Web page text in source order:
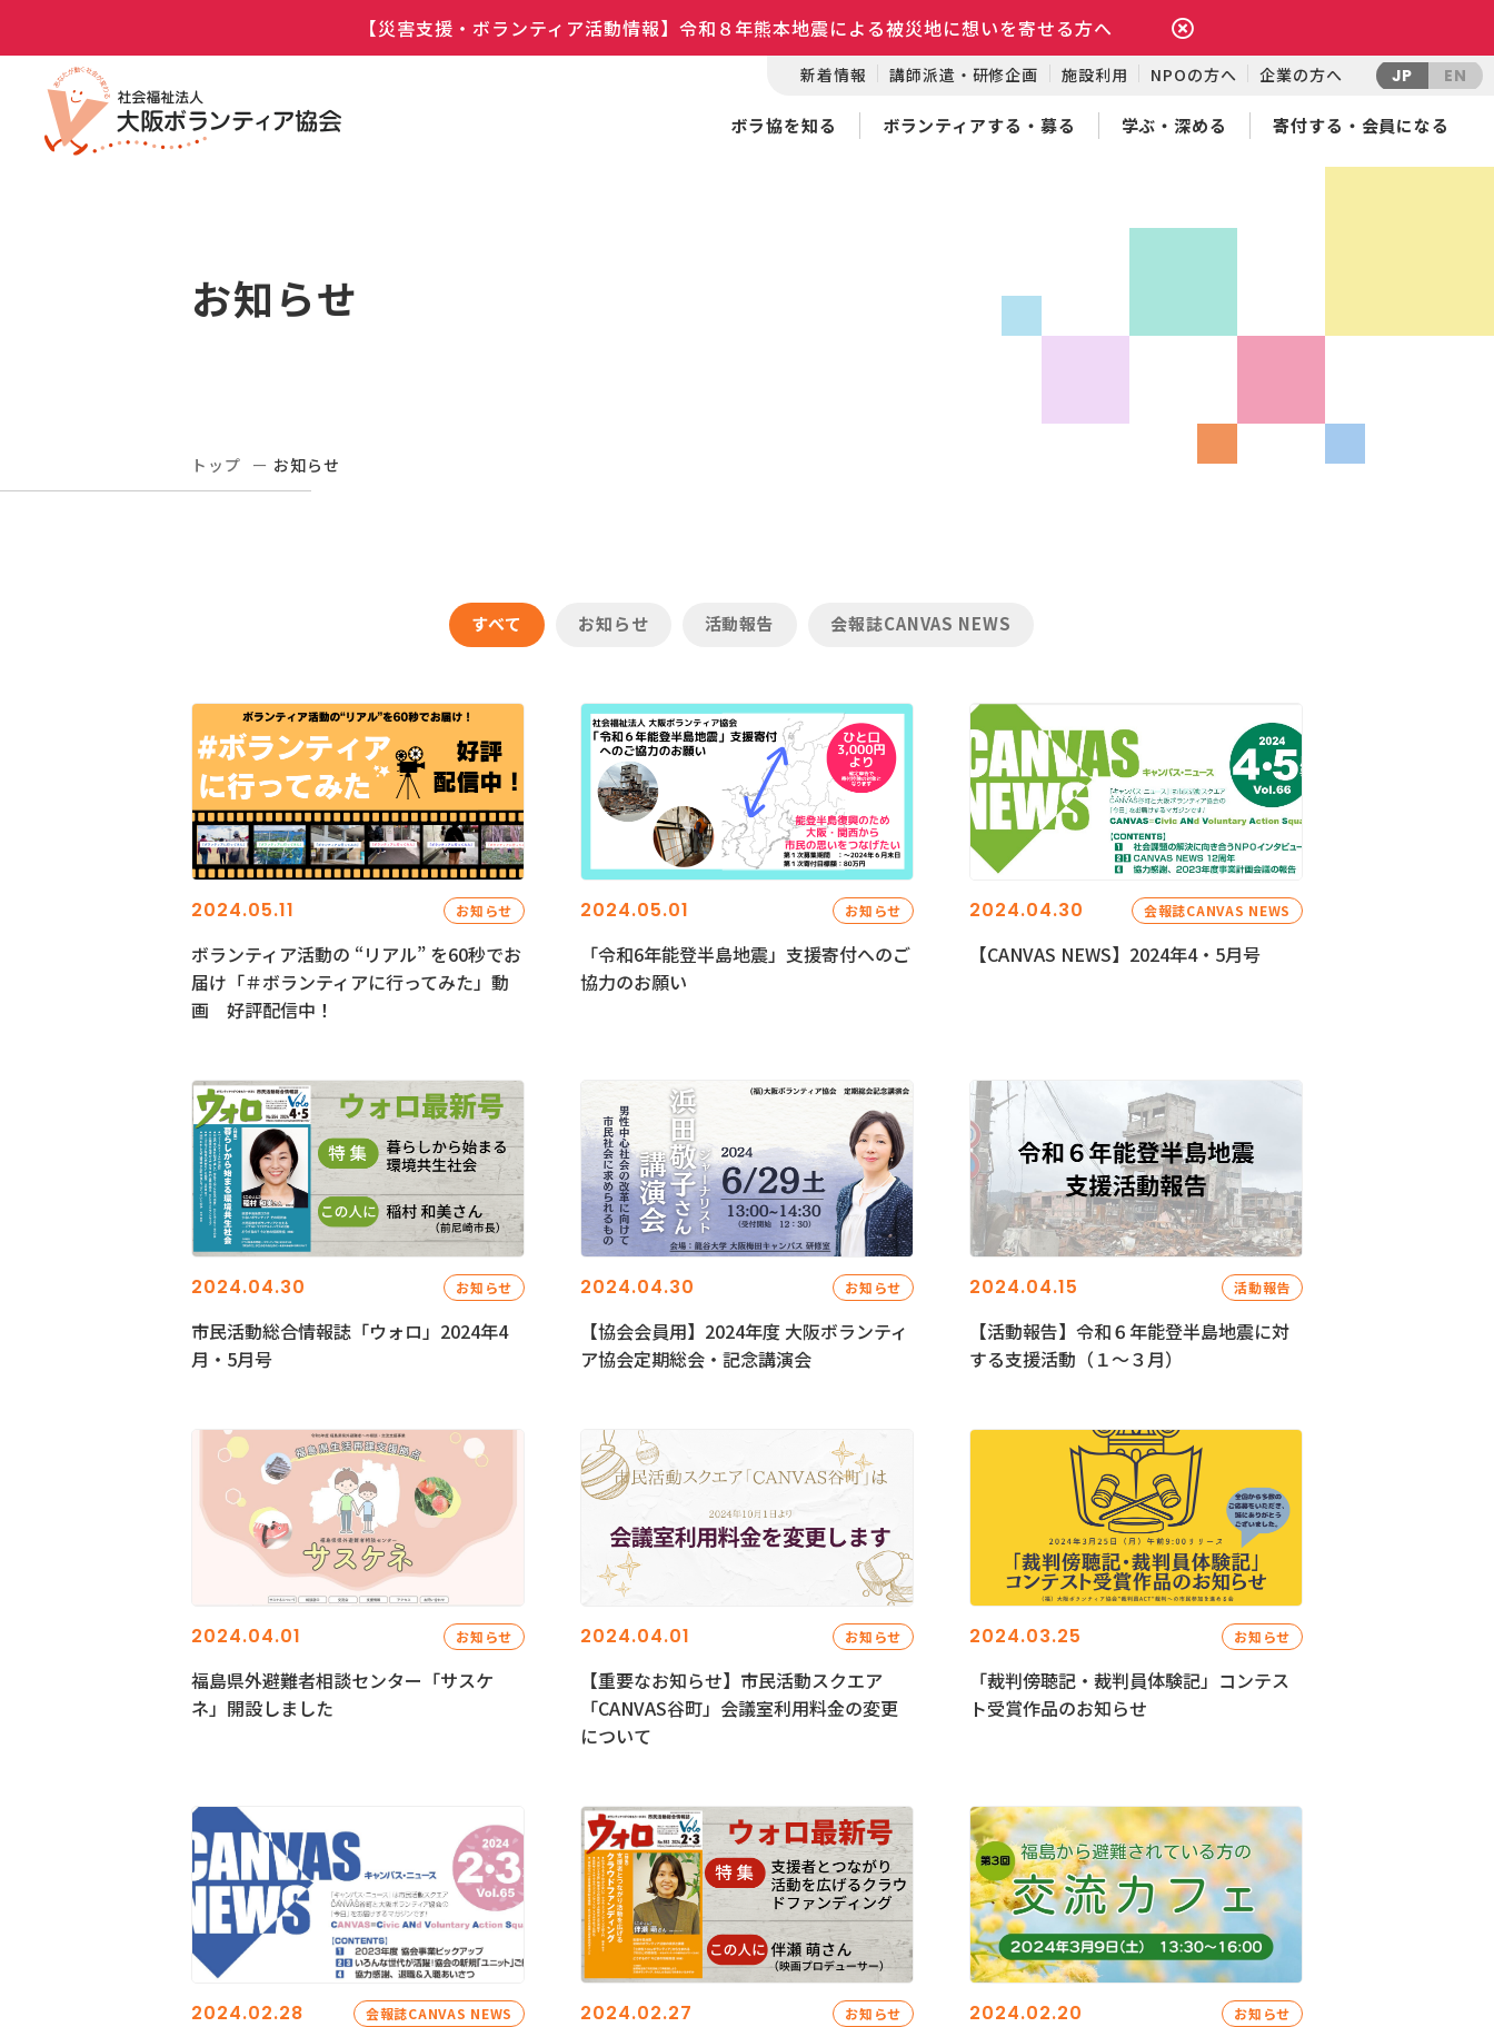
【災害支援・ボランティア活動情報】令和８年熊本地震による被災地に想いを寄せる方へ
新着情報 講師派遣・研修企画 施設利用 NPOの方へ 企業の方へ JP EN
ボラ協を知る ボランティアする・募る 学ぶ・深める 寄付する・会員になる
お知らせ
トップ お知らせ
すべて お知らせ 活動報告 会報誌CANVAS NEWS
2024.05.11 お知らせ
ボランティア活動の “リアル” を60秒でお
届け「＃ボランティアに行ってみた」動
画 好評配信中！
2024.05.01 お知らせ
「令和6年能登半島地震」支援寄付へのご
協力のお願い
2024.04.30 会報誌CANVAS NEWS
【CANVAS NEWS】2024年4・5月号
2024.04.30 お知らせ
市民活動総合情報誌「ウォロ」2024年4
月・5月号
2024.04.30 お知らせ
【協会会員用】2024年度 大阪ボランティ
ア協会定期総会・記念講演会
2024.04.15 活動報告
【活動報告】令和６年能登半島地震に対
する支援活動（１〜３月）
2024.04.01 お知らせ
福島県外避難者相談センター「サスケ
ネ」開設しました
2024.04.01 お知らせ
【重要なお知らせ】市民活動スクエア
「CANVAS谷町」会議室利用料金の変更
について
2024.03.25 お知らせ
「裁判傍聴記・裁判員体験記」コンテス
ト受賞作品のお知らせ
2024.02.28 会報誌CANVAS NEWS 2024.02.27 お知らせ 2024.02.20 お知らせ